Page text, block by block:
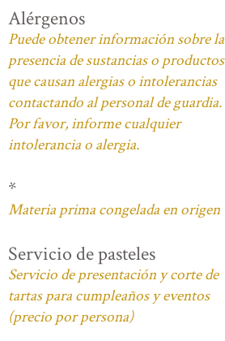
Alérgenos
Puede obtener información sobre la
presencia de sustancias o productos
que causan alergias o intolerancias
contactando al personal de guardia.
Por favor, informe cualquier
intolerancia o alergia.
*
Materia prima congelada en origen
Servicio de pasteles
Servicio de presentación y corte de
tartas para cumpleaños y eventos
(precio por persona)